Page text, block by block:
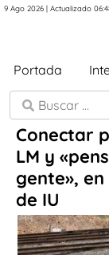
9 Ago 2026 | Actualizado
Portada
Conectar
LM y
gente»,
de IU